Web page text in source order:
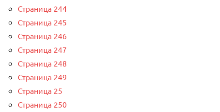
Страница 244
Страница 245
Страница 246
Страница 247
Страница 248
Страница 249
Страница 25
Страница 250